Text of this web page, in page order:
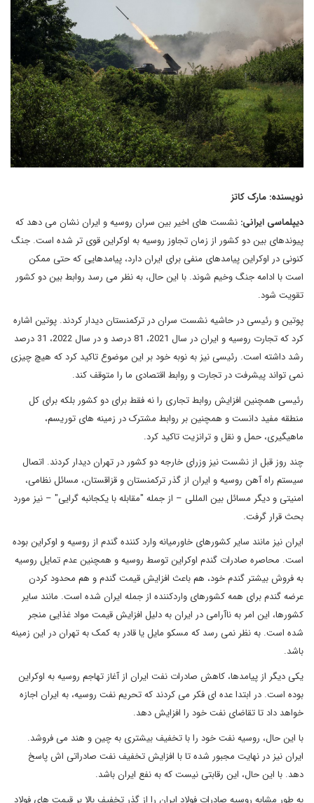
نویسنده: مارک کاتز
دیپلماسی ایرانی: نشست های اخیر بین سران روسیه و ایران نشان می دهد که
پیوندهای بین دو کشور از زمان تجاوز روسیه به اوکراین قوی تر شده است. جنگ
کنونی در اوکراین پیامدهای منفی برای ایران دارد، پیامدهایی که حتی ممکن
است با ادامه جنگ وخیم شوند. با این حال، به نظر می رسد روابط بین دو کشور
تقویت شود.
پوتین و رئیسی در حاشیه نشست سران در ترکمنستان دیدار کردند. پوتین اشاره
کرد که تجارت روسیه و ایران در سال 2021، 81 درصد و در سال 2022، 31 درصد
رشد داشته است. رئیسی نیز به نوبه خود بر این موضوع تاکید کرد که هیچ چیزی
نمی تواند پیشرفت در تجارت و روابط اقتصادی ما را متوقف کند.
رئیسی همچنین افزایش روابط تجاری را نه فقط برای دو کشور بلکه برای کل
منطقه مفید دانست و همچنین بر روابط مشترک در زمینه های توریسم،
ماهیگیری، حمل و نقل و ترانزیت تاکید کرد.
چند روز قبل از نشست نیز وزرای خارجه دو کشور در تهران دیدار کردند. اتصال
سیستم راه آهن روسیه و ایران از گذر ترکمنستان و قزاقستان، مسائل نظامی،
امنیتی و دیگر مسائل بین المللی – از جمله "مقابله با یکجانبه گرایی" – نیز مورد
بحث قرار گرفت.
ایران نیز مانند سایر کشورهای خاورمیانه وارد کننده گندم از روسیه و اوکراین بوده
است. محاصره صادرات گندم اوکراین توسط روسیه و همچنین عدم تمایل روسیه
به فروش بیشتر گندم خود، هم باعث افزایش قیمت گندم و هم محدود کردن
عرضه گندم برای همه کشورهای واردکننده از جمله ایران شده است. مانند سایر
کشورها، این امر به ناآرامی در ایران به دلیل افزایش قیمت مواد غذایی منجر
شده است. به نظر نمی رسد که مسکو مایل یا قادر به کمک به تهران در این زمینه
باشد.
یکی دیگر از پیامدها، کاهش صادرات نفت ایران از آغاز تهاجم روسیه به اوکراین
بوده است. در ابتدا عده ای فکر می کردند که تحریم نفت روسیه، به ایران اجازه
خواهد داد تا تقاضای نفت خود را افزایش دهد.
با این حال، روسیه نفت خود را با تخفیف بیشتری به چین و هند می فروشد.
ایران نیز در نهایت مجبور شده تا با افزایش تخفیف نفت صادراتی اش پاسخ
دهد. با این حال، این رقابتی نیست که به نفع ایران باشد.